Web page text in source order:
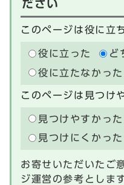
ださい
このページは役に立
役に立った
ど
役に立たなかった
このページは見つけ
見つけやすかった
見つけにくかった
お寄せいただいたご
ジ運営の参考としま